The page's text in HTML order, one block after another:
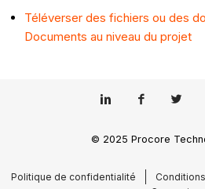
Téléverser des fichiers ou des
Documents au niveau du projet
© 2025 Procore
Politique de confidentialité